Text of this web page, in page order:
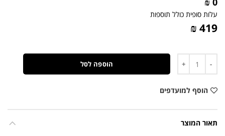
עלות סופית כולל תוספות
419 ₪
הוספה לסל
הוסף למועדפים
תאור המוצר